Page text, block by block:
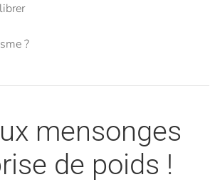
?
mensonges
de poids !